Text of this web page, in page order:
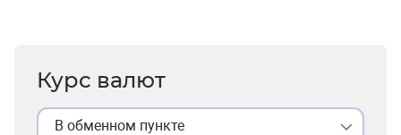
Курс валют
В обменном пункте